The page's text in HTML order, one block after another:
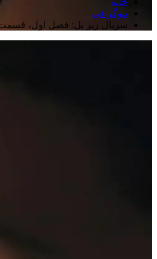
بیوگرافی
سریال زیر پل: فصل اول،